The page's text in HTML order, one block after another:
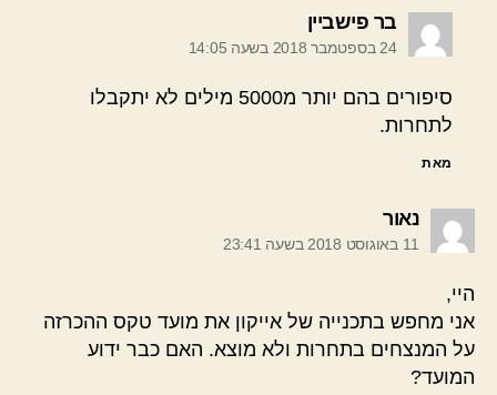
בר פישביין
24 בספטמבר 2018 בשעה 14:05
סיפורים בהם יותר מ5000 מילים לא יתקבלו
לתחרות.
מאת
נאוראומר:
11 באוגוסט 2018 בשעה 23:41
היי,
אני מחפש בתכנייה של אייקון את מועד טקס ההכרזה
על המנצחים בתחרות ולא מוצא. האם כבר ידוע
המועד?